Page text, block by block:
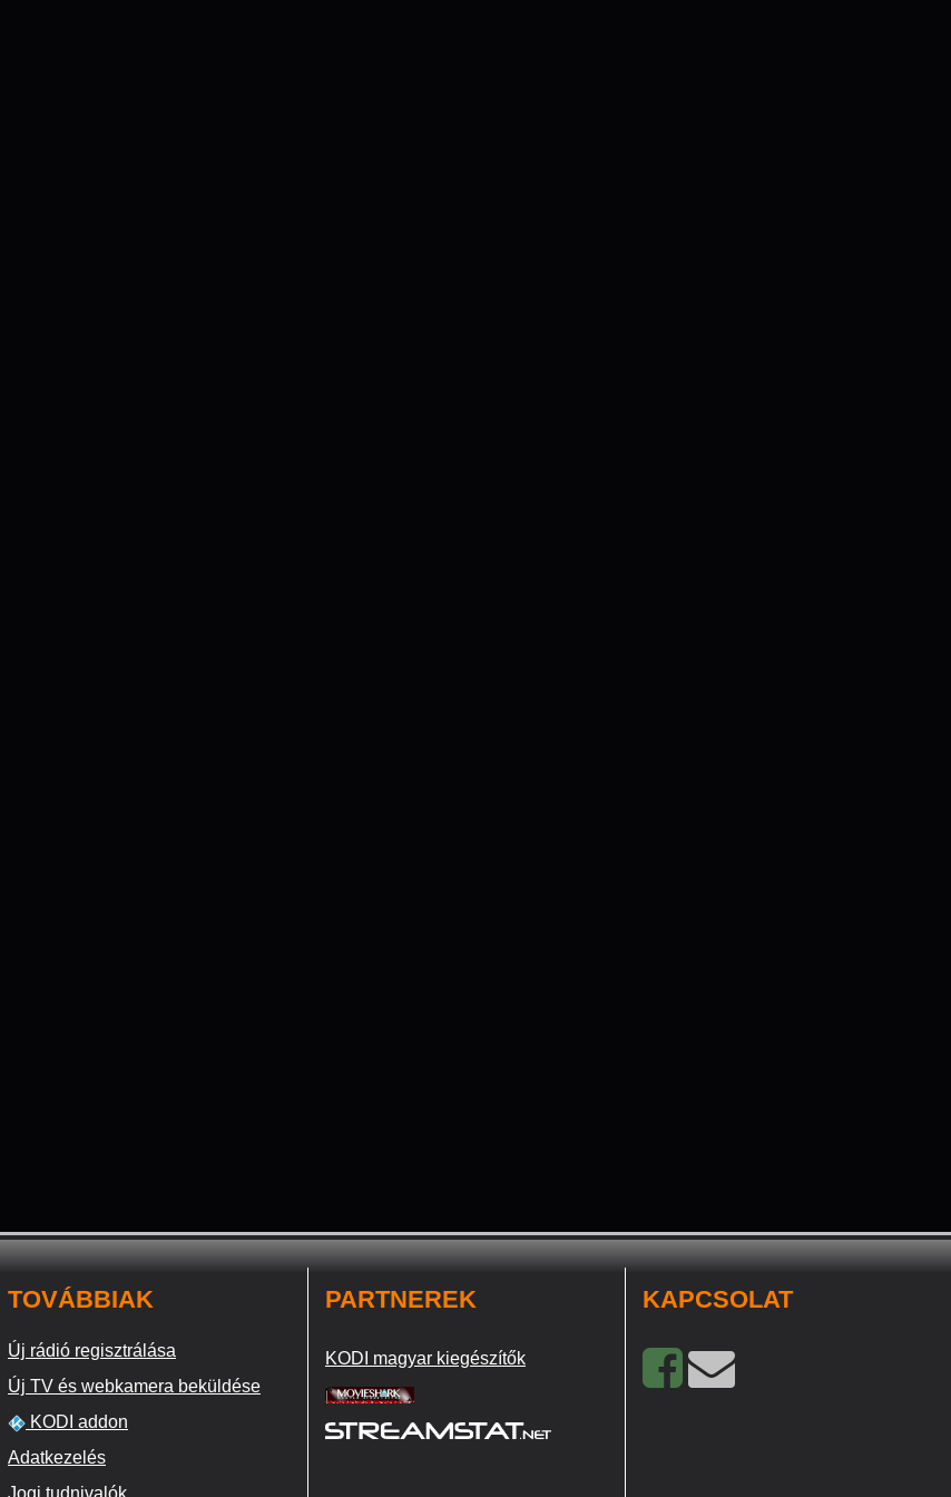
TOVÁBBIAK
Új rádió regisztrálása
Új TV és webkamera beküldése
KODI addon
Adatkezelés
Jogi tudnivalók
PARTNEREK
KODI magyar kiegészítők
KAPCSOLAT